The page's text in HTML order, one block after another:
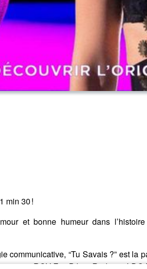
min 30 !
et bonne humeur dans
communicative, “Tu Savais ?” est
sur RCV Fm, Biboo Radio, et LDC